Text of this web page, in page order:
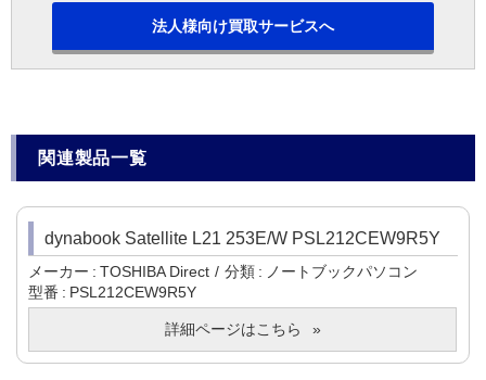
法人様向け買取サービスへ
関連製品一覧
dynabook Satellite L21 253E/W PSL212CEW9R5Y
メーカー TOSHIBA Direct 分類
ノートブックパソコン
型番
PSL212CEW9R5Y
詳細ページはこちら